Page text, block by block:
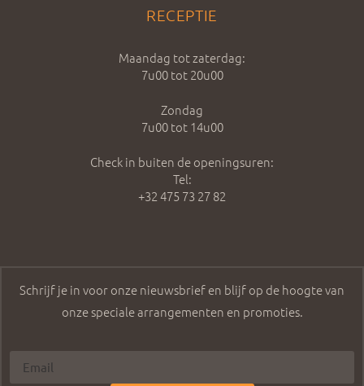
RECEPTIE
Maandag tot zaterdag:
7u00 tot 20u00
Zondag
7u00 tot 14u00
Check in buiten de openingsuren:
Tel:
+32 475 73 27 82
Schrijf je in voor onze nieuwsbrief en blijf op de hoogte van
onze speciale arrangementen en promoties.